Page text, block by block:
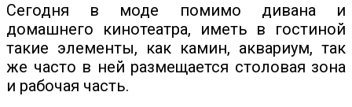
Сегодня в моде помимо дивана и
домашнего кинотеатра, иметь в гостиной
такие элементы, как камин, аквариум, так
же часто в ней размещается столовая зона
и рабочая часть.